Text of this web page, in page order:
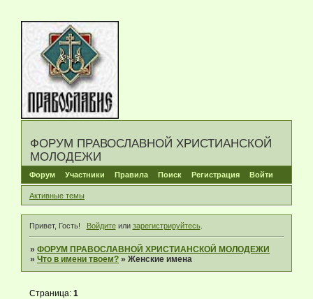
ФОРУМ ПРАВОСЛАВНОЙ ХРИСТИАНСКОЙ
МОЛОДЕЖИ
Форум Участники Правила Поиск Регистрация Войти
Активные темы
Привет, Гость! Войдитеили зарегистрируйтесь.
»ФОРУМ ПРАВОСЛАВНОЙ ХРИСТИАНСКОЙ МОЛОДЕЖИ
»Что в имени твоем? »Женские имена
Страница:1